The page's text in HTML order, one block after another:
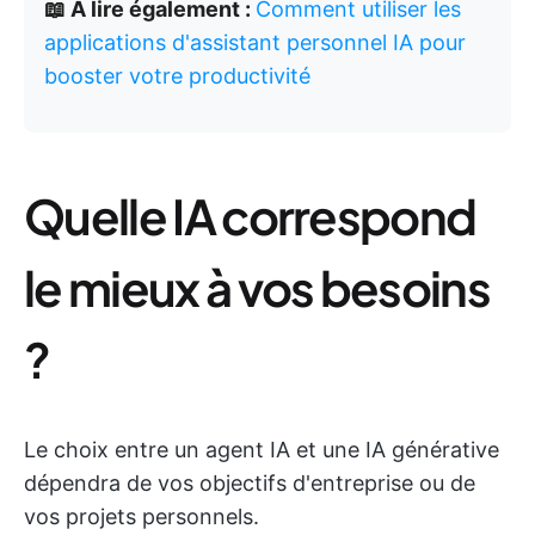
📖 À lire également : Comment utiliser les
applications d'assistant personnel IA pour
booster votre productivité
Quelle IA correspond
le mieux à vos besoins
?
Le choix entre un agent IA et une IA générative
dépendra de vos objectifs d'entreprise ou de
vos projets personnels.